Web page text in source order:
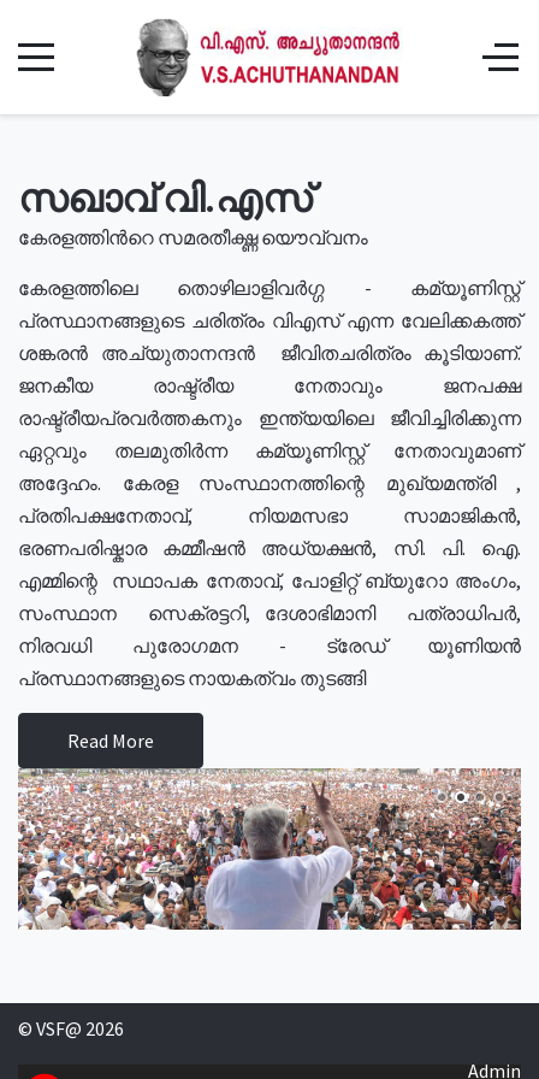
സഖാവ് വി.എസ്
കേരളത്തിൻറെ സമരതീക്ഷ്ണ യൌവ്വനം
കേരളത്തിലെ തൊഴിലാളിവർഗ്ഗ - കമ്യൂണിസ്റ്റ്
പ്രസ്ഥാനങ്ങളുടെ ചരിത്രം വിഎസ് എന്ന വേലിക്കകത്ത്
ശങ്കരൻ അച്യുതാനന്ദൻ ജീവിതചരിത്രം കൂടിയാണ്.
ജനകീയ രാഷ്ട്രീയ നേതാവും ജനപക്ഷ
രാഷ്ട്രീയപ്രവർത്തകനും ഇന്ത്യയിലെ ജീവിച്ചിരിക്കുന്ന
ഏറ്റവും തലമുതിർന്ന കമ്യൂണിസ്റ്റ് നേതാവുമാണ്
അദ്ദേഹം. കേരള സംസ്ഥാനത്തിന്റെ മുഖ്യമന്ത്രി ,
പ്രതിപക്ഷനേതാവ്, നിയമസഭാ സാമാജികൻ,
ഭരണപരിഷ്കാര കമ്മീഷൻ അധ്യക്ഷൻ, സി. പി. ഐ.
എമ്മിന്റെ സഥാപക നേതാവ്, പോളിറ്റ് ബ്യുറോ അംഗം,
സംസ്ഥാന സെക്രട്ടറി, ദേശാഭിമാനി പത്രാധിപർ,
നിരവധി പുരോഗമന - ട്രേഡ് യൂണിയൻ
പ്രസ്ഥാനങ്ങളുടെ നായകത്വം തുടങ്ങി
Read More
© VSF@ 2026
Admin